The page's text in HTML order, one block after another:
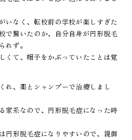
いなく、転校前の学校が楽しすぎた
で驚いたのか、自分自身が円形脱毛
れず。
くて、帽子をかぶっていたことは覚
れ、薬とシャンプーで治療しまし
家系なので、円形脱毛症になった時
円形脱毛症になりやすいので、親御